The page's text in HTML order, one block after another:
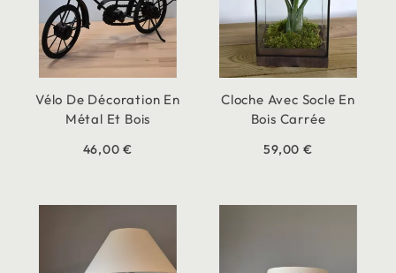
Vélo De Décoration En
Métal Et Bois
46,00 €
Cloche Avec Socle En
Bois Carrée
59,00 €